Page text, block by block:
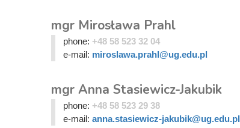
mgr Mirosława Prahl
phone: +48 58 523 32 04
e-mail: miroslawa.prahl@ug.edu.pl
mgr Anna Stasiewicz-Jakubik
phone: +48 58 523 29 38
e-mail: anna.stasiewicz-jakubik@ug.edu.pl